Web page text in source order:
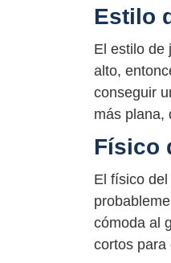
Estilo
El estilo de
alto,
conseguir
más plana,
Físico
El físico
cómoda al
cortos para